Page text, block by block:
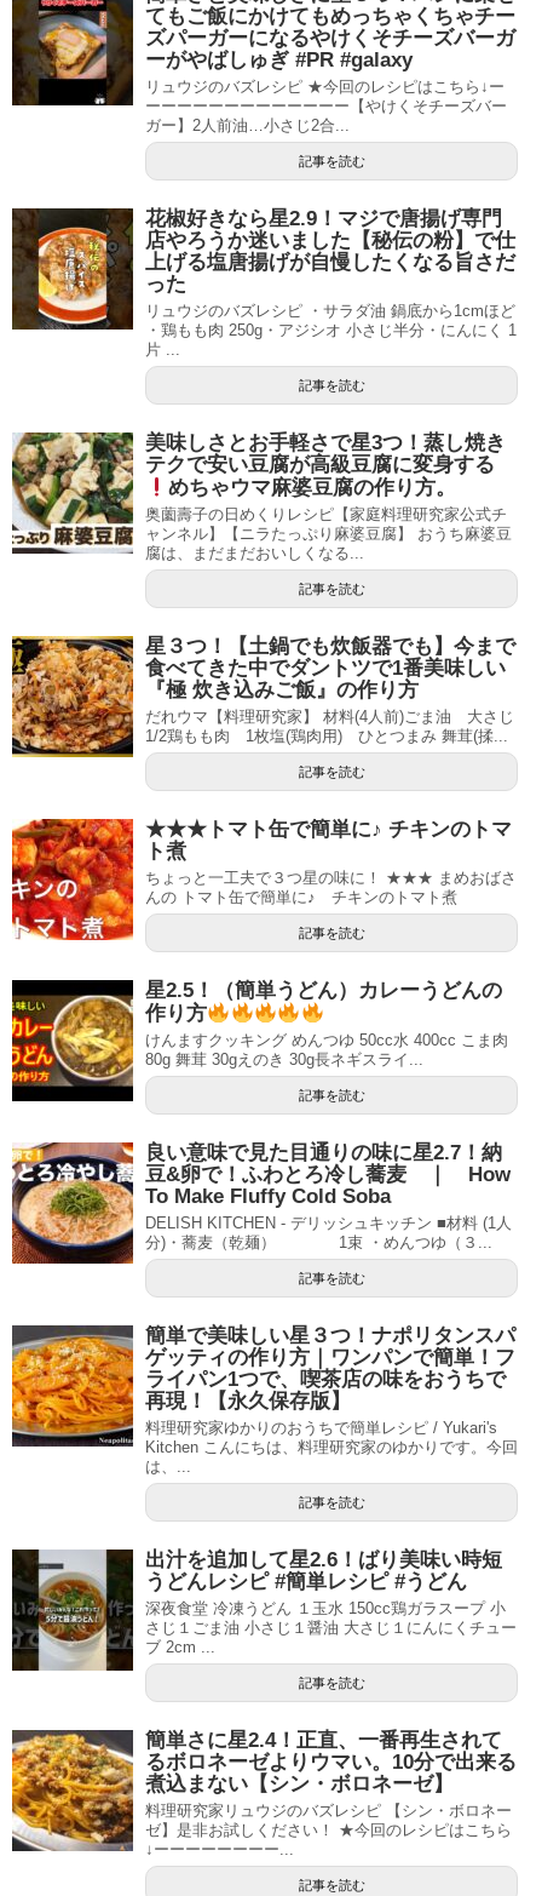
てもご飯にかけてもめっちゃくちゃチー
ズパーガーになるやけくそチーズバーガ
ーがやばしゅぎ #PR #galaxy
リュウジのバズレシピ ★今回のレシピはこちら↓ー
ーーーーーーーーーーーーー【やけくそチーズバー
ガー】2人前油…小さじ2合...
記事を読む
花椒好きなら星2.9！マジで唐揚げ専門
店やろうか迷いました【秘伝の粉】で仕
上げる塩唐揚げが自慢したくなる旨さだ
った
リュウジのバズレシピ ・サラダ油 鍋底から1cmほど
・鶏もも肉 250g・アジシオ 小さじ半分・にんにく 1
片 ...
記事を読む
美味しさとお手軽さで星3つ！蒸し焼き
テクで安い豆腐が高級豆腐に変身する
めちゃウマ麻婆豆腐の作り方。
奥薗壽子の日めくりレシピ【家庭料理研究家公式チ
ャンネル】【ニラたっぷり麻婆豆腐】 おうち麻婆豆
腐は、まだまだおいしくなる...
記事を読む
星３つ！【土鍋でも炊飯器でも】今まで
食べてきた中でダントツで1番美味しい
『極 炊き込みご飯』の作り方
だれウマ【料理研究家】 材料(4人前)ごま油 大さじ
1/2鶏もも肉 1枚塩(鶏肉用) ひとつまみ 舞茸(揉...
記事を読む
★★★トマト缶で簡単に♪ チキンのトマ
ト煮
ちょっと一工夫で３つ星の味に！ ★★★ まめおばさ
んの トマト缶で簡単に♪ チキンのトマト煮
記事を読む
星2.5！（簡単うどん）カレーうどんの
作り方
けんますクッキング めんつゆ 50cc水 400cc こま肉
80g 舞茸 30gえのき 30g長ネギスライ...
記事を読む
良い意味で見た目通りの味に星2.7！納
豆&卵で！ふわとろ冷し蕎麦 ｜ How
To Make Fluffy Cold Soba
DELISH KITCHEN - デリッシュキッチン ■材料 (1人
分)・蕎麦（乾麺） 1束 ・めんつゆ（３...
記事を読む
簡単で美味しい星３つ！ナポリタンスパ
ゲッティの作り方｜ワンパンで簡単！フ
ライパン1つで、喫茶店の味をおうちで
再現！【永久保存版】
料理研究家ゆかりのおうちで簡単レシピ / Yukari's
Kitchen こんにちは、料理研究家のゆかりです。今回
は、...
記事を読む
出汁を追加して星2.6！ばり美味い時短
うどんレシピ #簡単レシピ #うどん
深夜食堂 冷凍うどん １玉水 150cc鶏ガラスープ 小
さじ１ごま油 小さじ１醤油 大さじ１にんにくチュー
ブ 2cm ...
記事を読む
簡単さに星2.4！正直、一番再生されて
るボロネーゼよりウマい。10分で出来る
煮込まない【シン・ボロネーゼ】
料理研究家リュウジのバズレシピ 【シン・ボロネー
ゼ】是非お試しください！ ★今回のレシピはこちら
↓ーーーーーーーー...
記事を読む